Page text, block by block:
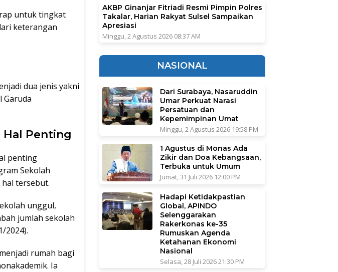
untuk tingkat
keterangan
dua jenis yakni
Garuda
Penting
penting
Sekolah
hal tersebut.
unggul,
jumlah sekolah
2024).
rumah bagi
Ia
AKBP Ginanjar Fitriadi Resmi Pimpin Polres
Takalar, Harian Rakyat Sulsel Sampaikan
Apresiasi
Minggu, 2 Agustus 2026 08:37 AM
NASIONAL
Dari Surabaya, Nasaruddin
Umar Perkuat Narasi
Persatuan dan
Kepemimpinan Umat
Minggu, 2 Agustus 2026 19:58 PM
1 Agustus di Monas Ada
Zikir dan Doa Kebangsaan,
Terbuka untuk Umum
Jumat, 31 Juli 2026 12:00 PM
Hadapi Ketidakpastian
Global, APINDO
Selenggarakan
Rakerkonas ke-35
Rumuskan Agenda
Ketahanan Ekonomi
Nasional
Selasa, 28 Juli 2026 21:30 PM